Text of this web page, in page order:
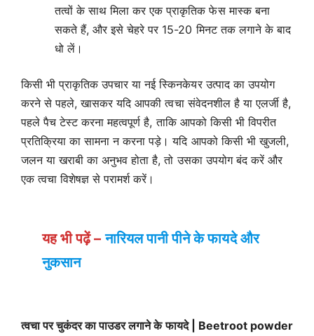
तत्वों के साथ मिला कर एक प्राकृतिक फेस मास्क बना
सकते हैं, और इसे चेहरे पर 15-20 मिनट तक लगाने के बाद
धो लें।
किसी भी प्राकृतिक उपचार या नई स्किनकेयर उत्पाद का उपयोग
करने से पहले, खासकर यदि आपकी त्वचा संवेदनशील है या एलर्जी है,
पहले पैच टेस्ट करना महत्वपूर्ण है, ताकि आपको किसी भी विपरीत
प्रतिक्रिया का सामना न करना पड़े। यदि आपको किसी भी खुजली,
जलन या खराबी का अनुभव होता है, तो उसका उपयोग बंद करें और
एक त्वचा विशेषज्ञ से परामर्श करें।
यह भी पढ़ें – नारियल पानी पीने के फायदे और
नुकसान
त्वचा पर चुकंदर का पाउडर लगाने के फायदे | Beetroot powder